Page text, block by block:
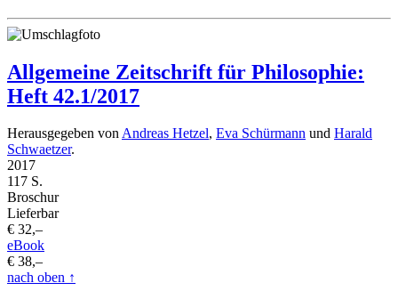
Allgemeine Zeitschrift für Philosophie:
Heft 42.1/2017
Herausgegeben vonAndreas Hetzel, Eva Schürmann und Harald
Schwaetzer.
2017
117 S.
Broschur
Lieferbar
€ 32,–
eBook
€ 38,–
nach oben ↑